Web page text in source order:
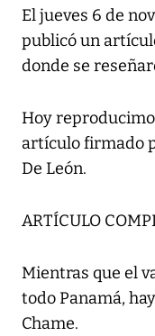
El jueves 6 de
publicó un
donde se
Hoy
artículo firmado
De León.
ARTÍCULO
Mientras que el
todo Panamá,
Chame.